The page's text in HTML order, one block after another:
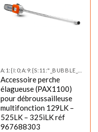
Accessoire perche
élagueuse (PAX1100)
pour débroussailleuse
multifonction 129LK –
525LK – 325iLK réf
967688303